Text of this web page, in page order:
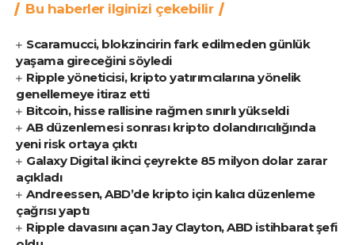
Bu haberler ilginizi çekebilir
Scaramucci, blokzincirin fark edilmeden günlük
yaşama gireceğini söyledi
Ripple yöneticisi, kripto yatırımcılarına yönelik
genellemeye itiraz etti
Bitcoin, hisse rallisine rağmen sınırlı yükseldi
AB düzenlemesi sonrası kripto dolandırıcılığında
yeni risk ortaya çıktı
Galaxy Digital ikinci çeyrekte 85 milyon dolar zarar
açıkladı
Andreessen, ABD’de kripto için kalıcı düzenleme
çağrısı yaptı
Ripple davasını açan Jay Clayton, ABD istihbarat şefi